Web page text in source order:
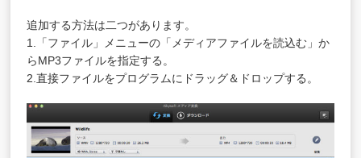
追加する方法は二つがあります。
1.「ファイル」メニューの「メディアファイルを読込む」か
らMP3ファイルを指定する。
2.直接ファイルをプログラムにドラッグ＆ドロップする。